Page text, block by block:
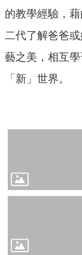
索
查
詢
相
關
連
政
入
網
的教學經驗，
二代了解爸爸
藝之美，相互
「新」世界。